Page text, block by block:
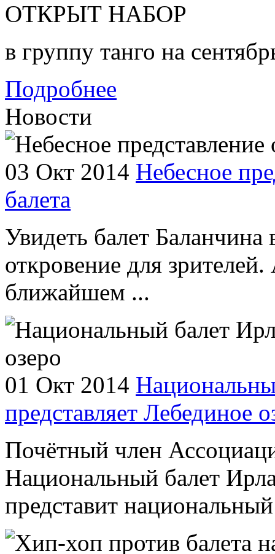
ОТКРЫТ НАБОР
в группу танго на
Подробнее
Новости
03 Окт 2014 Небесное
балета
Увидеть балет
откровение для
ближайшем ...
01 Окт 2014
представляет Лебединое
Почётный член
Национальный балет
представит